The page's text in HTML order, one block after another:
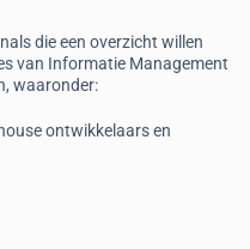
die een overzicht willen
van Informatie Management
waaronder:
ontwikkelaars en